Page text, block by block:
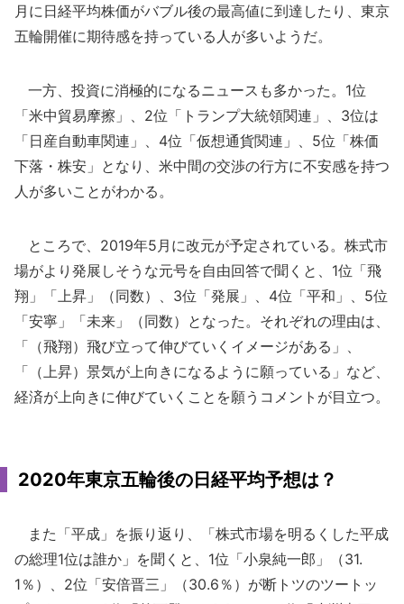
月に日経平均株価がバブル後の最高値に到達したり、東京
五輪開催に期待感を持っている人が多いようだ。
一方、投資に消極的になるニュースも多かった。1位
「米中貿易摩擦」、2位「トランプ大統領関連」、3位は
「日産自動車関連」、4位「仮想通貨関連」、5位「株価
下落・株安」となり、米中間の交渉の行方に不安感を持つ
人が多いことがわかる。
ところで、2019年5月に改元が予定されている。株式市
場がより発展しそうな元号を自由回答で聞くと、1位「飛
翔」「上昇」（同数）、3位「発展」、4位「平和」、5位
「安寧」「未来」（同数）となった。それぞれの理由は、
「（飛翔）飛び立って伸びていくイメージがある」、
「（上昇）景気が上向きになるように願っている」など、
経済が上向きに伸びていくことを願うコメントが目立つ。
2020年東京五輪後の日経平均予想は？
また「平成」を振り返り、「株式市場を明るくした平成
の総理1位は誰か」を聞くと、1位「小泉純一郎」（31.
1％）、2位「安倍晋三」（30.6％）が断トツのツートッ